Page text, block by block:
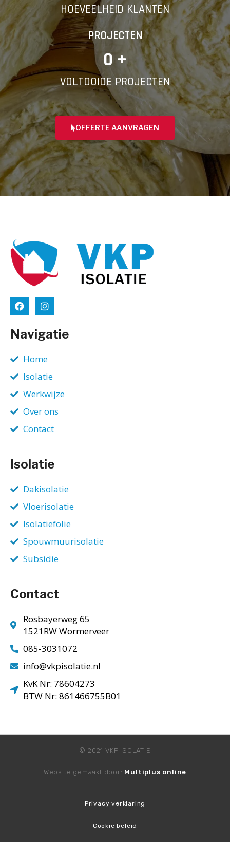
HOEVEELHEID KLANTEN
PROJECTEN
0 +
VOLTOOIDE PROJECTEN
OFFERTE AANVRAGEN
Navigatie
Home
Isolatie
Werkwijze
Over ons
Contact
Isolatie
Dakisolatie
Vloerisolatie
Isolatiefolie
Spouwmuurisolatie
Subsidie
Contact
Rosbayerweg 65
1521RW Wormerveer
085-3031072
info@vkpisolatie.nl
KvK Nr: 78604273
BTW Nr: 861466755B01
© 2021 VKP ISOLATIE
Website gemaakt door: Multiplus online
Privacy verklaring
Cookie beleid